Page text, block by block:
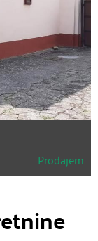
Prodajem